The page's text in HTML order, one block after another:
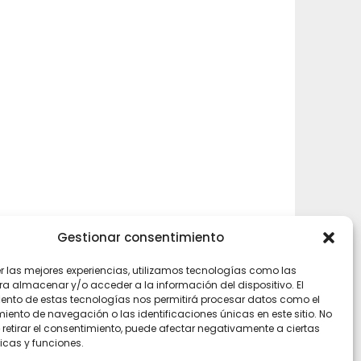
Gestionar consentimiento
las mejores experiencias, utilizamos tecnologías como las
almacenar y/o acceder a la información del dispositivo. El
de estas tecnologías nos permitirá procesar datos como el
de navegación o las identificaciones únicas en este sitio. No
el consentimiento, puede afectar negativamente a ciertas
y funciones.